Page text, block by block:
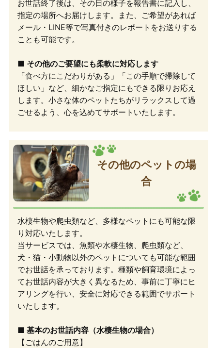
お世話終了後は、その日の様子を報告書に記入し、
指定の場所へお届けします。また、ご希望があれば
メール・LINE等で写真付きのレポートをお送りする
ことも可能です。
■ その他のご要望にも柔軟に対応します
「食べ方にこだわりがある」「この手順で掃除して
ほしい」など、細かなご指定にもできる限りお応え
します。小さな体のペットたちがリラックスして過
ごせるよう、心を込めてサポートいたします。
その他のペットの場
合
水棲生物や爬虫類など、多様なペットにも可能な限
り対応いたします。
当サービスでは、魚類や水棲生物、爬虫類など、
犬・猫・小動物以外のペットについても可能な範囲
でお世話を承っております。種類や飼育環境によっ
てお世話内容が大きく異なるため、事前に丁寧にヒ
アリングを行い、安全に対応できる範囲でサポート
いたします。
■ 基本のお世話内容（水棲生物の場合）
【ごはんのご用意】